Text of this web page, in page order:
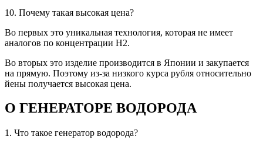
10. Почему такая высокая цена?
Во первых это уникальная технология, которая не имеет
аналогов по концентрации Н2.
Во вторых это изделие производится в Японии и закупается
на прямую. Поэтому из-за низкого курса рубля относительно
йены получается высокая цена.
О ГЕНЕРАТОРЕ ВОДОРОДА
1. Что такое генератор водорода?